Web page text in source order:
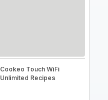
Cookeo Touch WiFi
Unlimited Recipes